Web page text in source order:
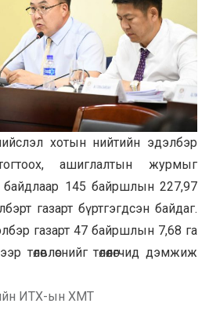
хотын нийтийн эдэлбэр
ашиглалтын журмыг
байдлаар 145 байршлын 227,97
газарт бүртгэгдсэн байдаг.
газарт 47 байршлын 7,68 га
төлөвлөснийг төлөөлөгчид дэмжиж
ИТХ-ын ХМТ